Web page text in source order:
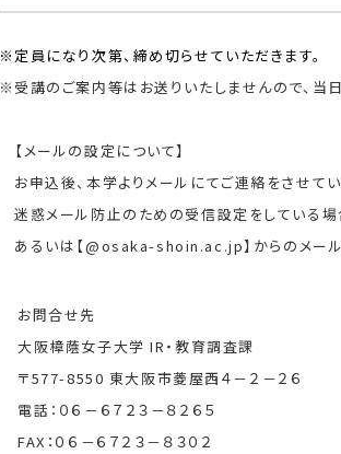
※定員になり次第、締め切らせていただきます。
※受講のご案内等はお送りいたしませんので、当
【メールの設定について】
お申込後、本学よりメールにてご連絡をさせてい
迷惑メール防止のための受信設定をしている場
あるいは【@osaka-shoin.ac.jp】からのメール
お問合せ先
大阪樟蔭女子大学 IR・教育調査課
〒577-8550 東大阪市菱屋西４－２－２６
電話：０６－６７２３－８２６５
FAX：０６－６７２３－ ８３０２